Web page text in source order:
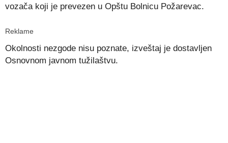
vozača koji je prevezen u Opštu Bolnicu Požarevac.
Reklame
Okolnosti nezgode nisu poznate, izveštaj je dostavljen
Osnovnom javnom tužilaštvu.